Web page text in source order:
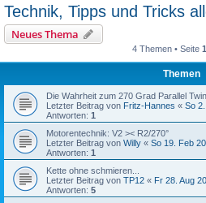
Technik, Tipps und Tricks
Neues Thema
4 Themen • Seite 1
Themen
Die Wahrheit zum 270 Grad Parallel
Letzter Beitrag von Fritz-Hannes « So
Antworten: 1
Motorentechnik: V2 >< R2/270°
Letzter Beitrag von Willy « So 19. Feb
Antworten: 1
Kette ohne schmieren...
Letzter Beitrag von TP12 « Fr 28. Aug
Antworten: 5